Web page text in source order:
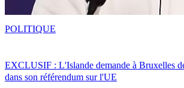
EXCLUSIF : L'Islande demande à Bruxelles
dans son référendum sur l'UE
POLITIQUE